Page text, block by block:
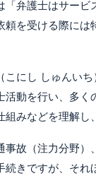
「弁護士はサー
頼を受ける際に
こにし しゅんい
活動を行い、多
組みなどを理解し
事故（注力分野
続きですが、そ